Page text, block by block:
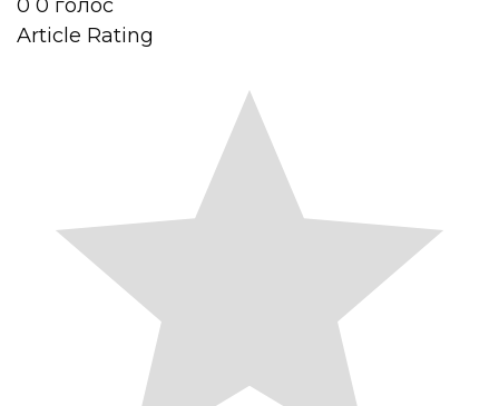
0 0 голос
Article Rating